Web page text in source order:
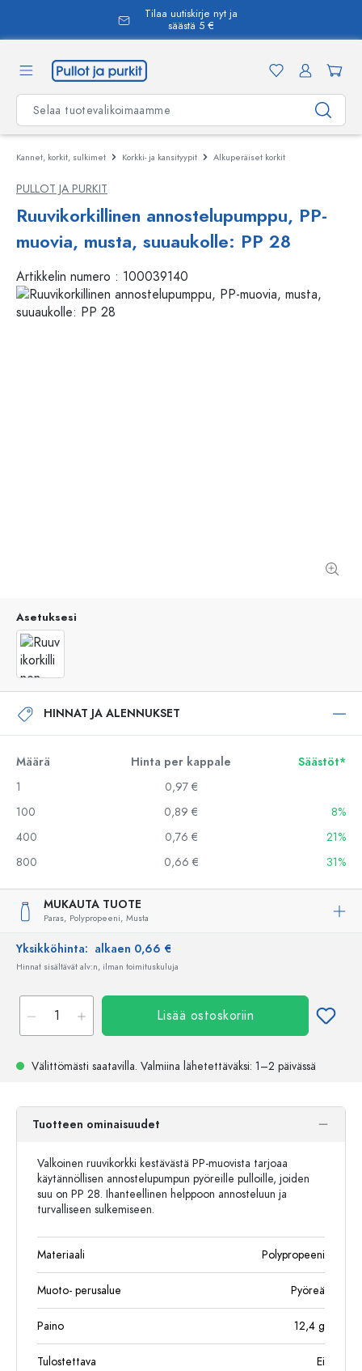
Tilaa uutiskirje nyt ja
säästä 5 €
Kannet, korkit, sulkimet Korkki- ja kansityypit Alkuperäiset korkit
PULLOT JA PURKIT
Ruuvikorkillinen annostelupumppu, PP-
muovia, musta, suuaukolle: PP 28
Artikkelin numero : 100039140
Asetuksesi
HINNAT JA ALENNUKSET
Määrä Hinta per kappale
Säästöt*
1
0,97 €
100
0,89 €
8%
400
0,76 €
21%
800
0,66 € 31%
MUKAUTA TUOTE
Paras, Polypropeeni, Musta
Yksikköhinta: alkaen 0,66 €
Hinnat sisältävät alv:n, ilman toimituskuluja
Lisää ostoskoriin
Välittömästi saatavilla. Valmiina lähetettäväksi: 1–2 päivässä
Tuotteen ominaisuudet
Valkoinen ruuvikorkki kestävästä PP-muovista tarjoaa
käytännöllisen annostelupumpun pyöreille pulloille, joiden
suu on PP 28. Ihanteellinen helppoon annosteluun ja
turvalliseen sulkemiseen.
Materiaali Polypropeeni
Muoto- perusalue Pyöreä
Paino 12,4 g
Tulostettava Ei